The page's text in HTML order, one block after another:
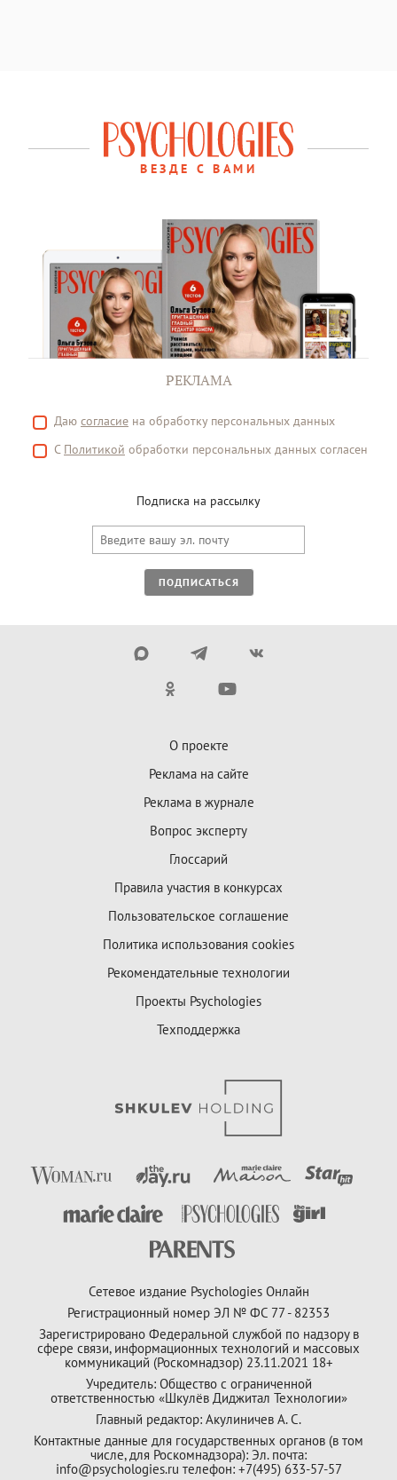
ВЕЗДЕ С ВАМИ
РЕКЛАМА
Даю согласие на обработку персональных данных
С Политикой обработки персональных данных согласен
Подписка на рассылку
ПОДПИСАТЬСЯ
О проекте
Реклама на сайте
Реклама в журнале
Вопрос эксперту
Глоссарий
Правила участия в конкурсах
Пользовательское соглашение
Политика использования cookies
Рекомендательные технологии
Проекты Psychologies
Техподдержка
Сетевое издание Psychologies Онлайн
Регистрационный номер ЭЛ № ФС 77 - 82353
Зарегистрировано Федеральной службой по надзору в
сфере связи, информационных технологий и массовых
коммуникаций (Роскомнадзор) 23.11.2021 18+
Учредитель: Общество с ограниченной
ответственностью «Шкулёв Диджитал Технологии»
Главный редактор: Акулиничев А. С.
Контактные данные для государственных органов (в том
числе, для Роскомнадзора): Эл. почта:
info@psychologies.ru телефон: +7(495) 633-57-57